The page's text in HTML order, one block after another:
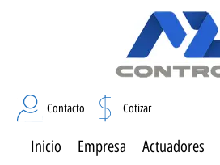
Contacto Cotizar
Inicio Empresa Actuadores